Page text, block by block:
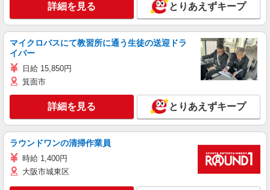
詳細を見る とりあえずキープ
マイクロバスにて教習所に通う生徒の送迎ドラ
イバー
日給 15,850円
箕面市
詳細を見る とりあえずキープ
ラウンドワンの清掃作業員
時給 1,400円
大阪市城東区